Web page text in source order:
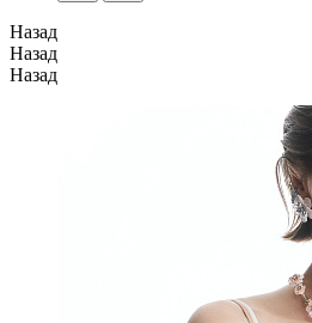
Назад
Назад
Назад